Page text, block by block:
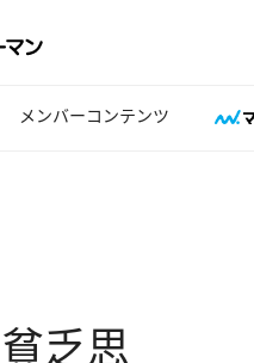
メンバーコンテンツ
乏思